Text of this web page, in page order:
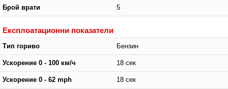
Брой врати 5
Експлоатационни показатели
Тип гориво Бензин
Ускорение 0 - 100 км/ч 18 сек
Ускорение 0 - 62 mph 18 сек